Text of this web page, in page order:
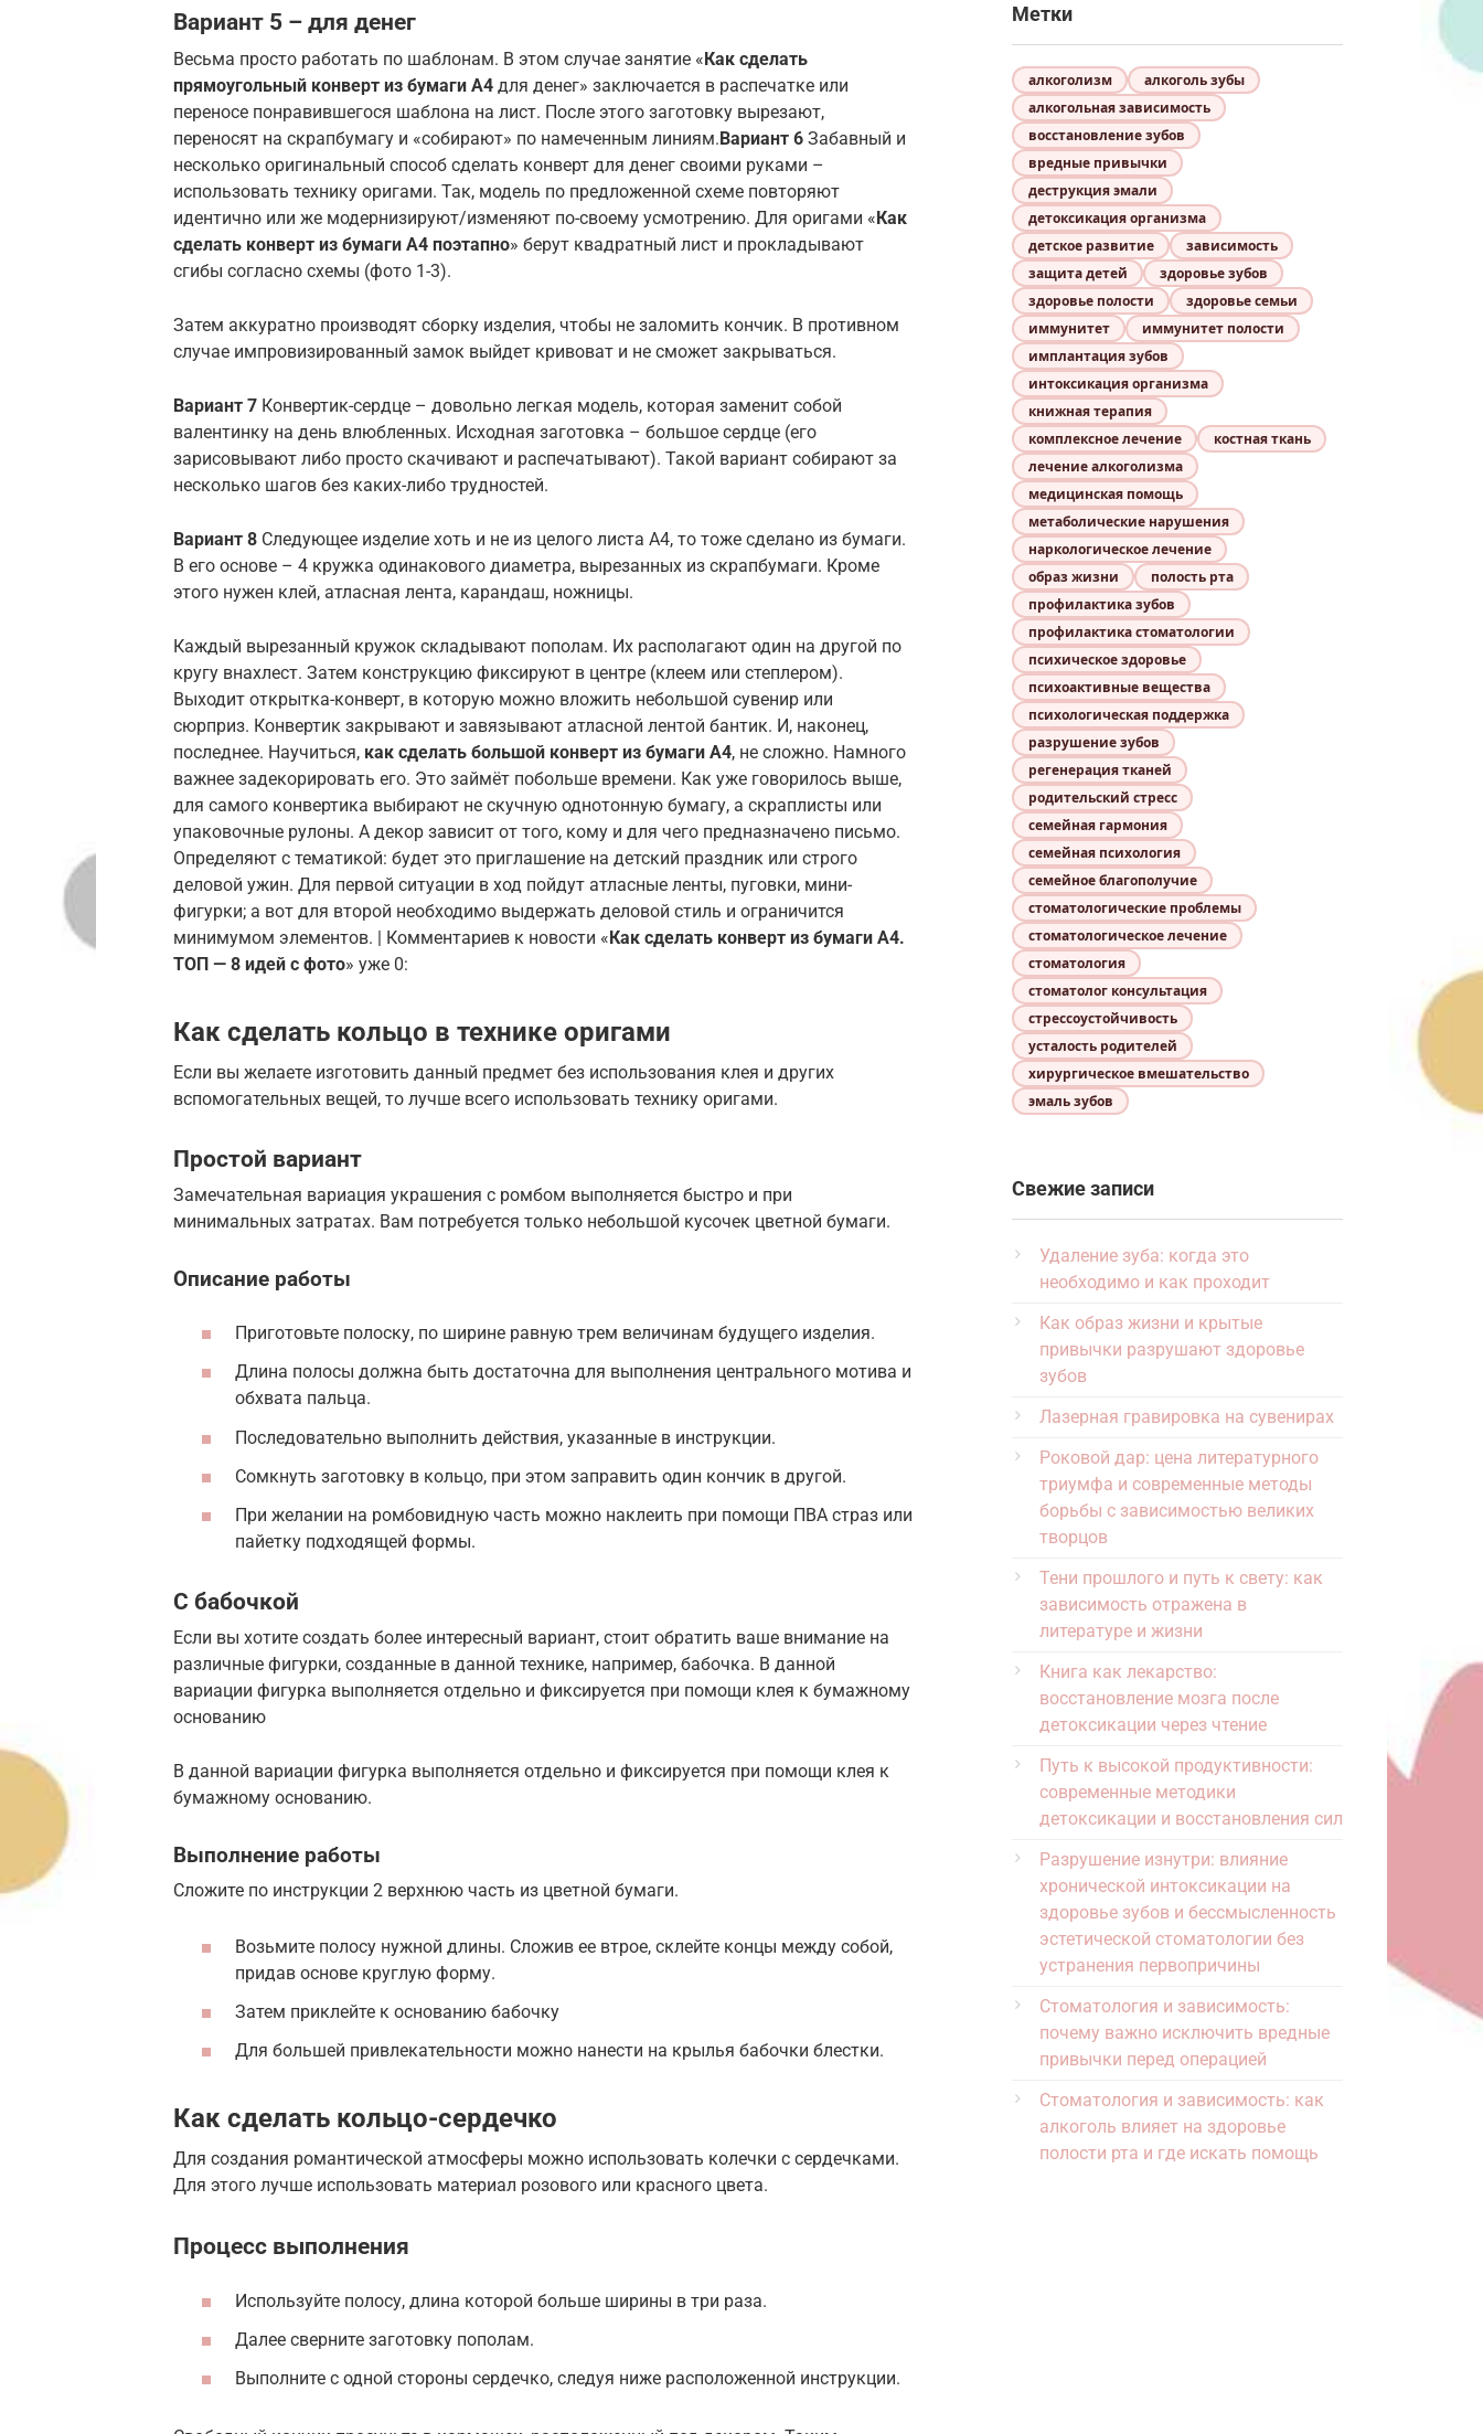
Вариант 5 – для денег
Весьма просто работать по шаблонам. В этом случае занятие «Как сделать
прямоугольный конверт из бумаги А4 для денег» заключается в распечатке или
переносе понравившегося шаблона на лист. После этого заготовку вырезают,
переносят на скрапбумагу и «собирают» по намеченным линиям.Вариант 6 Забавный и
несколько оригинальный способ сделать конверт для денег своими руками –
использовать технику оригами. Так, модель по предложенной схеме повторяют
идентично или же модернизируют/изменяют по-своему усмотрению. Для оригами «Как
сделать конверт из бумаги А4 поэтапно» берут квадратный лист и прокладывают
сгибы согласно схемы (фото 1-3).
Затем аккуратно производят сборку изделия, чтобы не заломить кончик. В противном
случае импровизированный замок выйдет кривоват и не сможет закрываться.
Вариант 7 Конвертик-сердце – довольно легкая модель, которая заменит собой
валентинку на день влюбленных. Исходная заготовка – большое сердце (его
зарисовывают либо просто скачивают и распечатывают). Такой вариант собирают за
несколько шагов без каких-либо трудностей.
Вариант 8 Следующее изделие хоть и не из целого листа А4, то тоже сделано из бумаги.
В его основе – 4 кружка одинакового диаметра, вырезанных из скрапбумаги. Кроме
этого нужен клей, атласная лента, карандаш, ножницы.
Каждый вырезанный кружок складывают пополам. Их располагают один на другой по
кругу внахлест. Затем конструкцию фиксируют в центре (клеем или степлером).
Выходит открытка-конверт, в которую можно вложить небольшой сувенир или
сюрприз. Конвертик закрывают и завязывают атласной лентой бантик. И, наконец,
последнее. Научиться, как сделать большой конверт из бумаги А4, не сложно. Намного
важнее задекорировать его. Это займёт побольше времени. Как уже говорилось выше,
для самого конвертика выбирают не скучную однотонную бумагу, а скраплисты или
упаковочные рулоны. А декор зависит от того, кому и для чего предназначено письмо.
Определяют с тематикой: будет это приглашение на детский праздник или строго
деловой ужин. Для первой ситуации в ход пойдут атласные ленты, пуговки, мини-
фигурки; а вот для второй необходимо выдержать деловой стиль и ограничится
минимумом элементов. | Комментариев к новости «Как сделать конверт из бумаги А4.
ТОП — 8 идей с фото» уже 0:
Как сделать кольцо в технике оригами
Если вы желаете изготовить данный предмет без использования клея и других
вспомогательных вещей, то лучше всего использовать технику оригами.
Простой вариант
Замечательная вариация украшения с ромбом выполняется быстро и при
минимальных затратах. Вам потребуется только небольшой кусочек цветной бумаги.
Описание работы
Приготовьте полоску, по ширине равную трем величинам будущего изделия.
Длина полосы должна быть достаточна для выполнения центрального мотива и
обхвата пальца.
Последовательно выполнить действия, указанные в инструкции.
Сомкнуть заготовку в кольцо, при этом заправить один кончик в другой.
При желании на ромбовидную часть можно наклеить при помощи ПВА страз или
пайетку подходящей формы.
С бабочкой
Если вы хотите создать более интересный вариант, стоит обратить ваше внимание на
различные фигурки, созданные в данной технике, например, бабочка. В данной
вариации фигурка выполняется отдельно и фиксируется при помощи клея к бумажному
основанию
В данной вариации фигурка выполняется отдельно и фиксируется при помощи клея к
бумажному основанию.
Выполнение работы
Сложите по инструкции 2 верхнюю часть из цветной бумаги.
Возьмите полосу нужной длины. Сложив ее втрое, склейте концы между собой,
придав основе круглую форму.
Затем приклейте к основанию бабочку
Для большей привлекательности можно нанести на крылья бабочки блестки.
Как сделать кольцо-сердечко
Для создания романтической атмосферы можно использовать колечки с сердечками.
Для этого лучше использовать материал розового или красного цвета.
Процесс выполнения
Используйте полосу, длина которой больше ширины в три раза.
Далее сверните заготовку пополам.
Выполните с одной стороны сердечко, следуя ниже расположенной инструкции.
Метки
алкоголизм
алкоголь зубы
алкогольная зависимость
восстановление зубов
вредные привычки
деструкция эмали
детоксикация организма
детское развитие
зависимость
защита детей
здоровье зубов
здоровье полости
здоровье семьи
иммунитет
иммунитет полости
имплантация зубов
интоксикация организма
книжная терапия
комплексное лечение
костная ткань
лечение алкоголизма
медицинская помощь
метаболические нарушения
наркологическое лечение
образ жизни
полость рта
профилактика зубов
профилактика стоматологии
психическое здоровье
психоактивные вещества
психологическая поддержка
разрушение зубов
регенерация тканей
родительский стресс
семейная гармония
семейная психология
семейное благополучие
стоматологические проблемы
стоматологическое лечение
стоматология
стоматолог консультация
стрессоустойчивость
усталость родителей
хирургическое вмешательство
эмаль зубов
Свежие записи
Удаление зуба: когда это
необходимо и как проходит
Как образ жизни и крытые
привычки разрушают здоровье
зубов
Лазерная гравировка на сувенирах
Роковой дар: цена литературного
триумфа и современные методы
борьбы с зависимостью великих
творцов
Тени прошлого и путь к свету: как
зависимость отражена в
литературе и жизни
Книга как лекарство:
восстановление мозга после
детоксикации через чтение
Путь к высокой продуктивности:
современные методики
детоксикации и восстановления сил
Разрушение изнутри: влияние
хронической интоксикации на
здоровье зубов и бессмысленность
эстетической стоматологии без
устранения первопричины
Стоматология и зависимость:
почему важно исключить вредные
привычки перед операцией
Стоматология и зависимость: как
алкоголь влияет на здоровье
полости рта и где искать помощь